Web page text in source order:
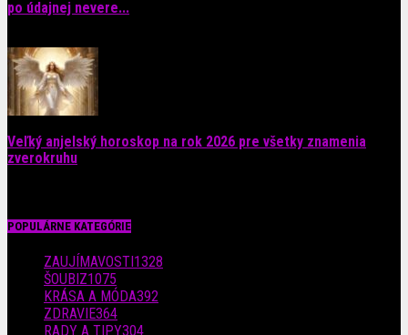
po údajnej nevere...
Veľký anjelský horoskop na rok 2026 pre všetky znamenia
zverokruhu
POPULÁRNE KATEGÓRIE
ZAUJÍMAVOSTI1328
ŠOUBIZ1075
KRÁSA A MÓDA392
ZDRAVIE364
RADY A TIPY304